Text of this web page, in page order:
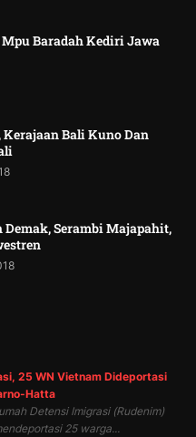
Baradah Kediri Jawa
Kerajaan Bali Kuno Dan
Demak, Serambi Majapahit,
25 WN Vietnam Dideportasi
Hatta
Detensi Imigrasi (Rudenim)
25 warga...